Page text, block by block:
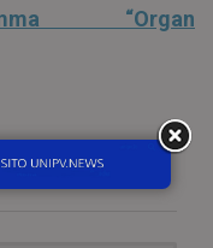
“Organ